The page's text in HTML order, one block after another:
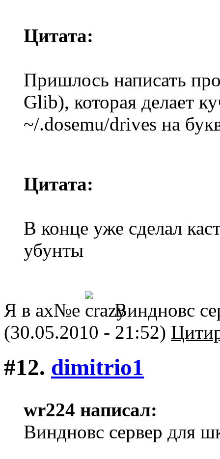
Цитата:
Пришлось написать
Glib), которая делает
~/.dosemu/drives на
Цитата:
В конце уже сделал
убунты
Я в ах№е
Виндновс
(30.05.2010 - 21:52)
#12. dimitriо1
wr224 написал:
Виндновс сервер для